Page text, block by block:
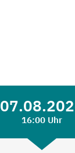
16:00 Uhr